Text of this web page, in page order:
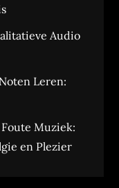
Audio
Leren:
Muziek:
en Plezier